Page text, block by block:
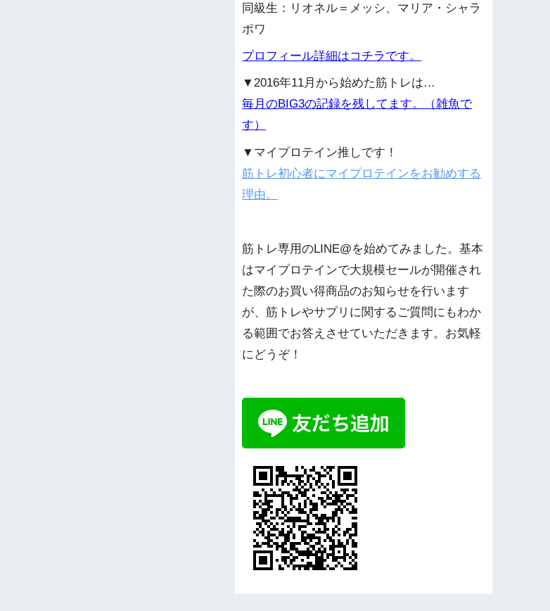
同級生：リオネル＝メッシ、マリア・シャラ
ポワ
プロフィール詳細はコチラです。
▼2016年11月から始めた筋トレは…
毎月のBIG3の記録を残してます。（雑魚で
す）
▼マイプロテイン推しです！
筋トレ初心者にマイプロテインをお勧めする
理由。
筋トレ専用のLINE@を始めてみました。基本
はマイプロテインで大規模セールが開催され
た際のお買い得商品のお知らせを行います
が、筋トレやサプリに関するご質問にもわか
る範囲でお答えさせていただきます。お気軽
にどうぞ！